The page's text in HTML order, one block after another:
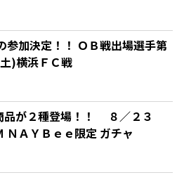
参加決定！！ ＯＢ戦出場選手第
)横浜ＦＣ戦
品が２種登場！！ ８／２３
ＮＡＹＢｅｅ限定 ガチャ